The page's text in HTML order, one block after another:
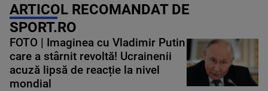
ARTICOL RECOMANDAT DE
SPORT.RO
FOTO | Imaginea cu Vladimir Putin
care a stârnit revoltă! Ucrainenii
acuză lipsă de reacție la nivel
mondial